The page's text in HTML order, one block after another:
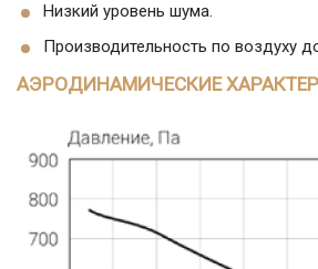
Низкий уровень шума.
Производительность по воздуху
АЭРОДИНАМИЧЕСКИЕ